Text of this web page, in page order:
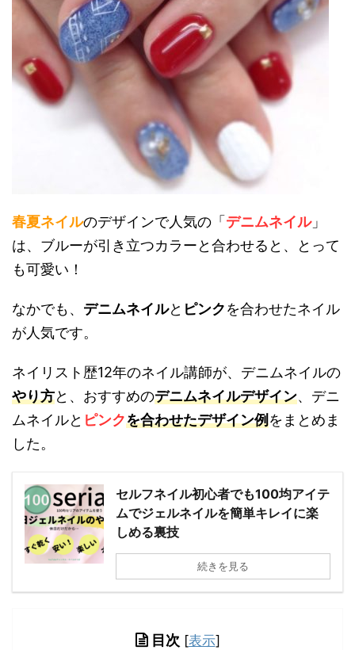
春夏ネイルのデザインで人気の「 デニムネイル」
は、ブルーが引き立つカラーと合わせると、とって
も可愛い！
なかでも、 デニムネイルと ピンクを合わせたネイル
が人気です。
ネイリスト歴12年のネイル講師が、デニムネイルの
やり方と、おすすめのデニムネイルデザイン、デニ
ムネイルと ピンクを合わせたデザイン例をまとめま
した。
セルフネイル初心者でも100均アイテ
ムでジェルネイルを簡単キレイに楽
しめる裏技
続きを見る
目次 [表示]